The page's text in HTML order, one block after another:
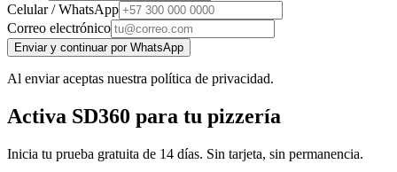
Celular / WhatsApp
Correo electrónico
Enviar y continuar por WhatsApp
Al enviar aceptas nuestra política de privacidad.
Activa SD360 para tu pizzería
Inicia tu prueba gratuita de 14 días. Sin tarjeta, sin permanencia.